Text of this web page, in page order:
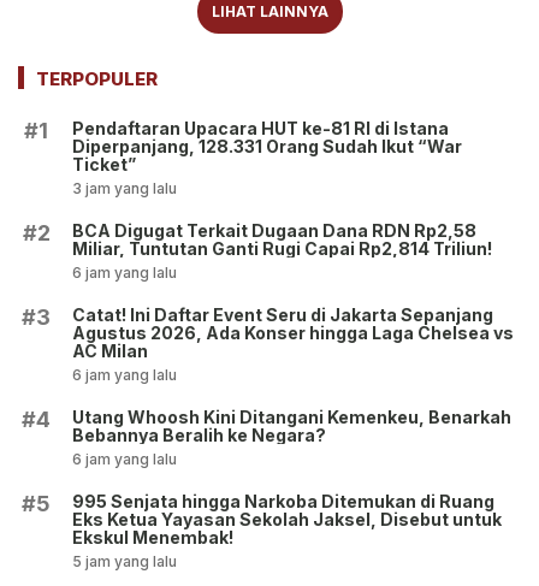
LIHAT LAINNYA
TERPOPULER
#1
Pendaftaran Upacara HUT ke-81 RI di Istana
Diperpanjang, 128.331 Orang Sudah Ikut “War
Ticket”
3 jam yang lalu
#2
BCA Digugat Terkait Dugaan Dana RDN Rp2,58
Miliar, Tuntutan Ganti Rugi Capai Rp2,814 Triliun!
6 jam yang lalu
#3
Catat! Ini Daftar Event Seru di Jakarta Sepanjang
Agustus 2026, Ada Konser hingga Laga Chelsea vs
AC Milan
6 jam yang lalu
#4
Utang Whoosh Kini Ditangani Kemenkeu, Benarkah
Bebannya Beralih ke Negara?
6 jam yang lalu
#5
995 Senjata hingga Narkoba Ditemukan di Ruang
Eks Ketua Yayasan Sekolah Jaksel, Disebut untuk
Ekskul Menembak!
5 jam yang lalu